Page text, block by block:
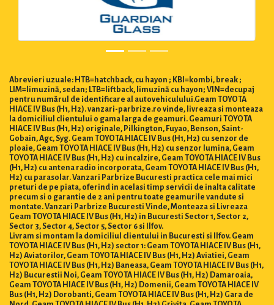
Abrevieri uzuale: HTB=hatchback, cu hayon ; KBI=kombi, break ;
LIM=limuzină, sedan; LTB=liftback, limuzină cu hayon; VIN=decupaj
pentru numărul de identificare al autovehiculului.Geam TOYOTA
HIACE IV Bus (H1, H2). vanzari-parbrize.ro vinde, livreaza si monteaza
la domiciliul clientului o gama larga de geamuri. Geamuri TOYOTA
HIACE IV Bus (H1, H2) originale, Pilkington, Fuyao, Benson, Saint-
Gobain, Agc, Syg. Geam TOYOTA HIACE IV Bus (H1, H2) cu senzor de
ploaie, Geam TOYOTA HIACE IV Bus (H1, H2) cu senzor lumina, Geam
TOYOTA HIACE IV Bus (H1, H2) cu incalzire, Geam TOYOTA HIACE IV Bus
(H1, H2) cu antena radio incorporata, Geam TOYOTA HIACE IV Bus (H1,
H2) cu parasolar. Vanzari Parbrize Bucuresti practica cele mai mici
preturi de pe piata, oferind in acelasi timp servicii de inalta calitate
precum si o garantie de 2 ani pentru toate geamurile vandute si
montate. Vanzari Parbrize Bucuresti Vinde, Monteaza si Livreaza
Geam TOYOTA HIACE IV Bus (H1, H2) in Bucuresti Sector 1, Sector 2,
Sector 3, Sector 4, Sector 5, Sector 6 si Ilfov.
Livram si montam la domiciliul clientului in Bucuresti si Ilfov. Geam
TOYOTA HIACE IV Bus (H1, H2) sector 1: Geam TOYOTA HIACE IV Bus (H1,
H2) Aviatorilor, Geam TOYOTA HIACE IV Bus (H1, H2) Aviatiei, Geam
TOYOTA HIACE IV Bus (H1, H2) Baneasa, Geam TOYOTA HIACE IV Bus (H1,
H2) Bucurestii Noi, Geam TOYOTA HIACE IV Bus (H1, H2) Damaroaia,
Geam TOYOTA HIACE IV Bus (H1, H2) Domenii, Geam TOYOTA HIACE IV
Bus (H1, H2) Dorobanti, Geam TOYOTA HIACE IV Bus (H1, H2) Gara de
Nord, Geam TOYOTA HIACE IV Bus (H1, H2) Grivita, Geam TOYOTA